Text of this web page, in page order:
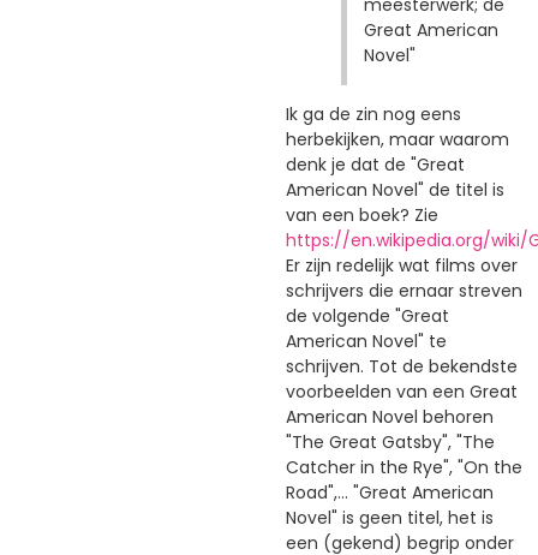
meesterwerk; de
Great American
Novel"
Ik ga de zin nog eens
herbekijken, maar waarom
denk je dat de "Great
American Novel" de titel is
van een boek? Zie
https://en.wikipedia.org/wiki/
Er zijn redelijk wat films over
schrijvers die ernaar streven
de volgende "Great
American Novel" te
schrijven. Tot de bekendste
voorbeelden van een Great
American Novel behoren
"The Great Gatsby", "The
Catcher in the Rye", "On the
Road",... "Great American
Novel" is geen titel, het is
een (gekend) begrip onder